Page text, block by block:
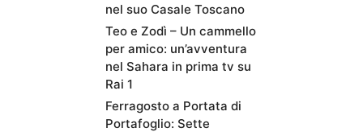
nel suo Casale Toscano
Teo e Zodì – Un cammello
per amico: un’avventura
nel Sahara in prima tv su
Rai 1
Ferragosto a Portata di
Portafoglio: Sette